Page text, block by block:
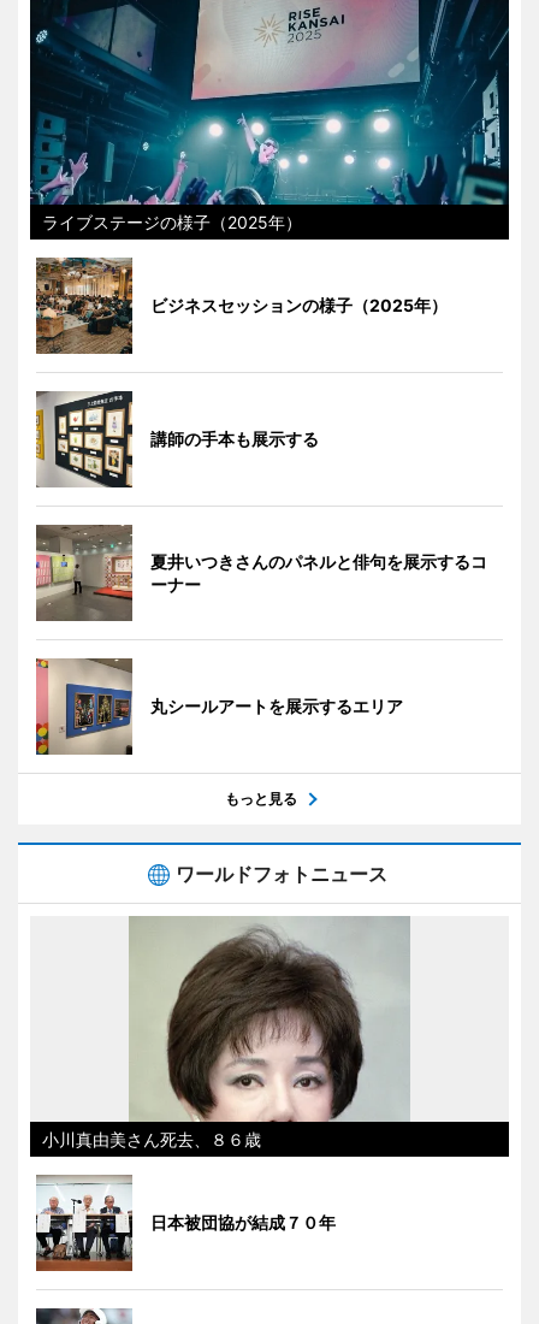
ライブステージの様子（2025年）
ビジネスセッションの様子（2025年）
講師の手本も展示する
夏井いつきさんのパネルと俳句を展示するコ
ーナー
丸シールアートを展示するエリア
もっと見る
ワールドフォトニュース
小川真由美さん死去、８６歳
日本被団協が結成７０年